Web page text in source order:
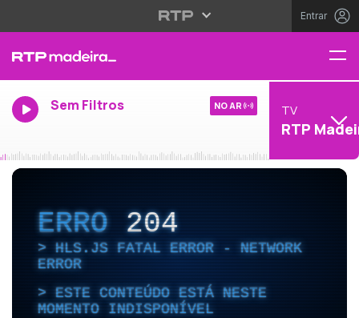
Entrar
Sem Filtros NO AR TV
RTP
ERRO204
HLS.JS FATAL ERROR - NETWORK
ERROR
ESTE CONTEÚDO ESTÁ NESTE
MOMENTO INDISPONÍVEL